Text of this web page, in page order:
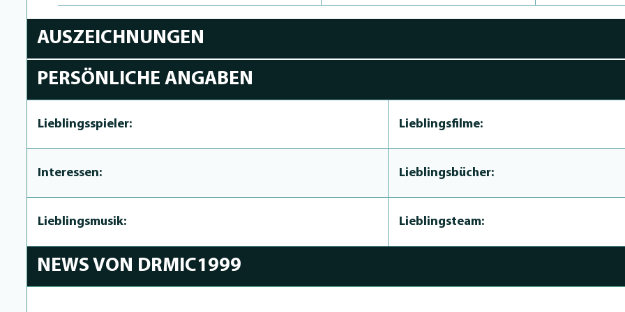
AUSZEICHNUNGEN
PERSÖNLICHE ANGABEN
Lieblingsspieler: Lieblingsfilme:
Interessen: Lieblingsbücher:
Lieblingsmusik: Lieblingsteam:
NEWS VON DRMIC1999